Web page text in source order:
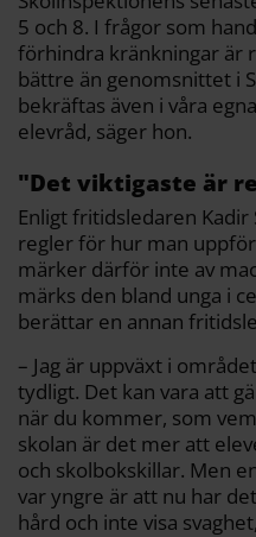
5 och 8. I frågor som
förhindra kränkningar är
bättre än genomsnittet i
bekräftas även i våra
elevråd, säger hon.
"Det viktigaste är
Enligt fritidsledaren
regler för hur man
märker därför inte av
märks den bland unga i
berättar en annan
– Jag är uppväxt i
tydligt. Det kan vara att
när du kommer, som
skolan är det mer att
och skolbokskillar. Men
var yngre är att nu har
hård och inte visa